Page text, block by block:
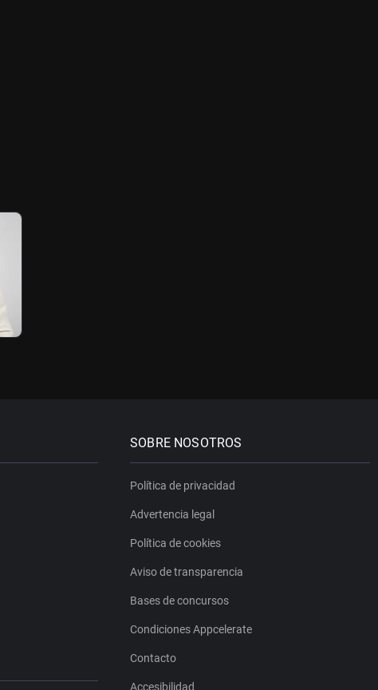
SOBRE NOSOTROS
Política de privacidad
Advertencia legal
Política de cookies
Aviso de transparencia
Bases de concursos
Condiciones Appcelerate
Contacto
Accesibilidad